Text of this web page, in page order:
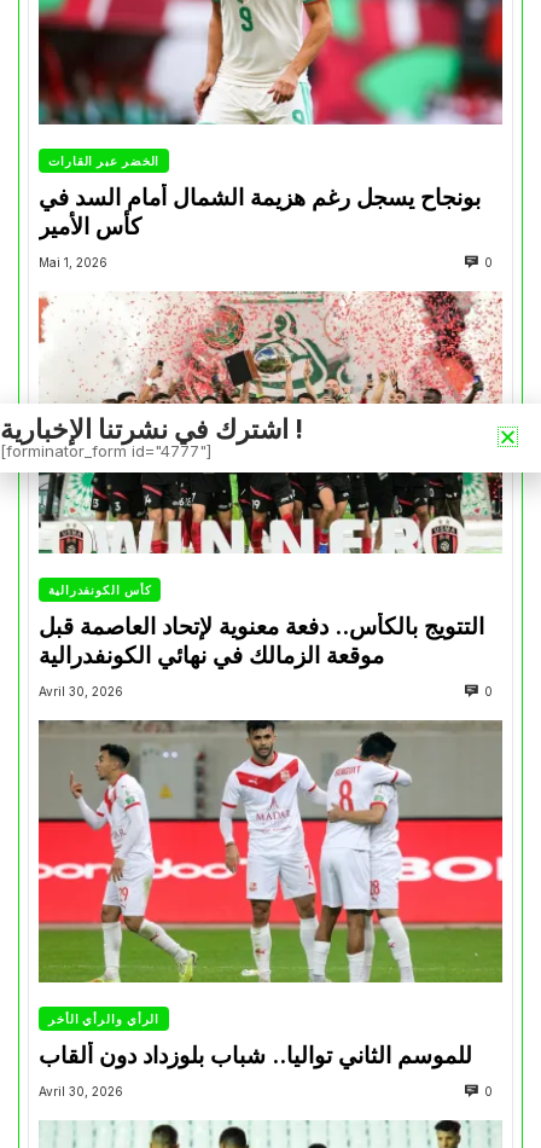
الخضر عبر القارات
بونجاح يسجل رغم هزيمة الشمال أمام السد في
كأس الأمير
Mai 1, 2026 0
كأس الكونفدرالية
التتويج بالكأس.. دفعة معنوية لإتحاد العاصمة قبل
موقعة الزمالك في نهائي الكونفدرالية
Avril 30, 2026 0
الرأي والرأي الأخر
للموسم الثاني تواليا.. شباب بلوزداد دون ألقاب
Avril 30, 2026 0
اشترك في نشرتنا الإخبارية !
[forminator_form id="4777"]